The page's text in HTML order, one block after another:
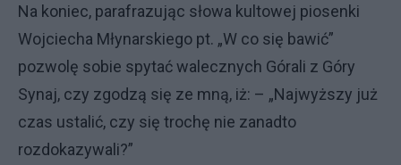
Na koniec, parafrazując słowa kultowej piosenki
Wojciecha Młynarskiego pt. „W co się bawić”
pozwolę sobie spytać walecznych Górali z Góry
Synaj, czy zgodzą się ze mną, iż: – „Najwyższy już
czas ustalić, czy się trochę nie zanadto
rozdokazywali?”